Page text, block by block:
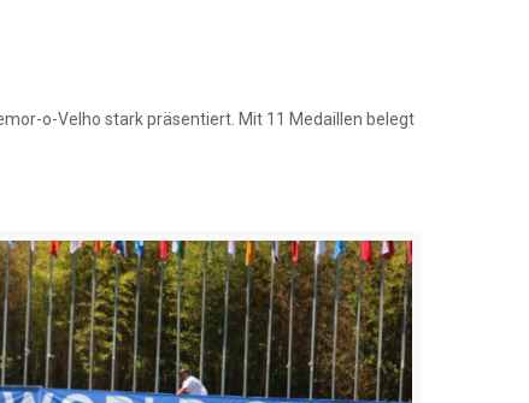
o-Velho stark präsentiert. Mit 11 Medaillen belegt